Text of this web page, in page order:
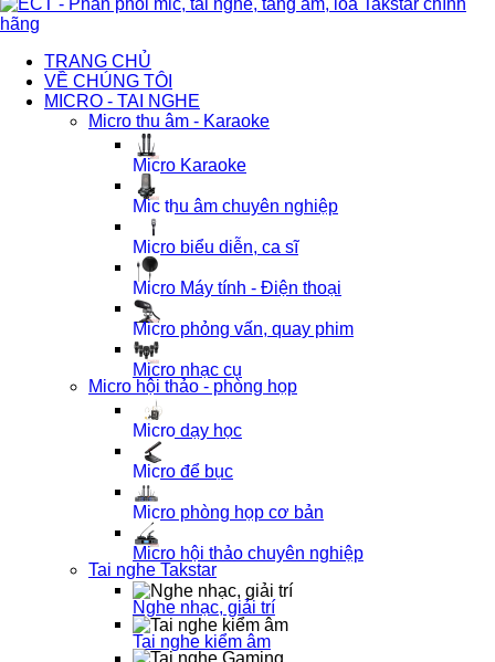
TRANG CHỦ
VỀ CHÚNG TÔI
MICRO - TAI NGHE
Micro thu âm - Karaoke
Micro Karaoke
Mic thu âm chuyên nghiệp
Micro biểu diễn, ca sĩ
Micro Máy tính - Điện thoại
Micro phỏng vấn, quay phim
Micro nhạc cụ
Micro hội thảo - phòng họp
Micro dạy học
Micro để bục
Micro phòng họp cơ bản
Micro hội thảo chuyên nghiệp
Tai nghe Takstar
Nghe nhạc, giải trí
Tai nghe kiểm âm